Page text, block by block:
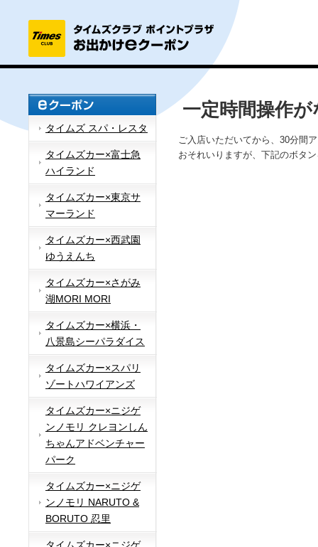
タイムズ スパ・レスタ
タイムズカー×富士急
ハイランド
タイムズカー×東京サ
マーランド
タイムズカー×西武園
ゆうえんち
タイムズカー×さがみ
湖MORI MORI
タイムズカー×横浜・
八景島シーパラダイス
タイムズカー×スパリ
ゾートハワイアンズ
タイムズカー×ニジゲ
ンノモリ クレヨンしん
ちゃんアドベンチャー
パーク
タイムズカー×ニジゲ
ンノモリ NARUTO &
BORUTO 忍里
一定時間操作
ご入店いただいてから、30分間
おそれいりますが、下記のボタ